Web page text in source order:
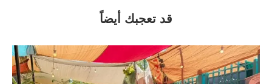
قد تعجبك أيضاً